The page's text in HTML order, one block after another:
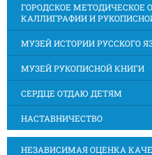
ГОРОДСКОЕ МЕТОДИЧЕСКОЕ
КАЛЛИГРАФИИ И
МУЗЕЙ ИСТОРИИ РУССКОГО
МУЗЕЙ РУКОПИСНОЙ КНИГИ
СЕРДЦЕ ОТДАЮ ДЕТЯМ
НАСТАВНИЧЕСТВО
НЕЗАВИСИМАЯ ОЦЕНКА